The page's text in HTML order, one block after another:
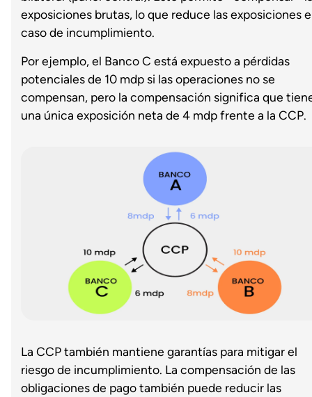
exposiciones brutas, lo que reduce las exposiciones
caso de incumplimiento.
Por ejemplo, el Banco C está expuesto a pérdidas
potenciales de 10 mdp si las operaciones no se
compensan, pero la compensación significa que
una única exposición neta de 4 mdp frente a la CCP.
La CCP también mantiene garantías para mitigar el
riesgo de incumplimiento. La compensación de las
obligaciones de pago también puede reducir las